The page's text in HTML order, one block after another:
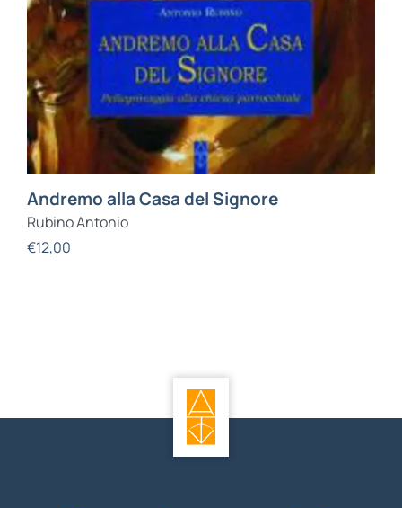
Andremo alla Casa del Signore
Rubino Antonio
€12,00